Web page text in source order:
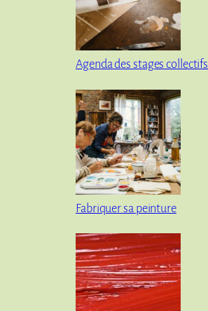
Agenda des stages collectifs
Fabriquer sa peinture